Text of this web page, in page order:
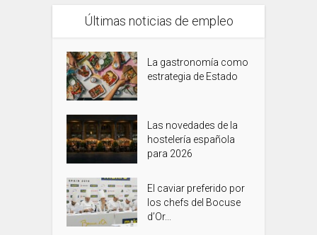
Últimas noticias de empleo
La gastronomía como
estrategia de Estado
Las novedades de la
hostelería española
para 2026
El caviar preferido por
los chefs del Bocuse
d’Or...